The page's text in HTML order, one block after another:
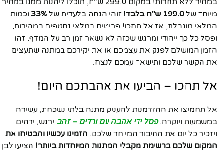
מיוחד של 199.0 ש"ח בלבד! זוהי הנחה בלעדית של 33% וכמות
המלאי מוגבלת, אז אל תחכו! פריטים במלאי נחטפים במהירות,
ופסל כל כך ייחודי ומרגש שכזה לא נשאר זמן רב על המדף. זהו
הזמן המושלם לפנק את עצמכם או את יקירכם במתנה שתעצים
את הקשר שלכם ותישאר עמכם לנצח.
אל תחכו – הביעו את אהבתכם היום!
אל תחמיצו את ההזדמנות להעניק מתנה בלתי נשכחת, עשירה
במשמעות ויוקרה.פסל ידי אהבה עם ורדים – זהב ירגש, ידהים
ויזכיר כל יום את החיבור המיוחד שלכם. הזמינו עכשיו והבטיחו את
המקום שלכם ברשימת מקבלי המתנות המיוחדות ביותר! הציעו לבן